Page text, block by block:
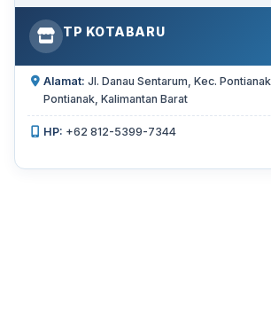
TP KOTABARU
Alamat: Jl. Danau Sentarum, Kec.
Pontianak, Kalimantan Barat
HP: +62 812-5399-7344